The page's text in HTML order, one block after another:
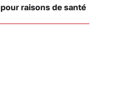
pour raisons de santé